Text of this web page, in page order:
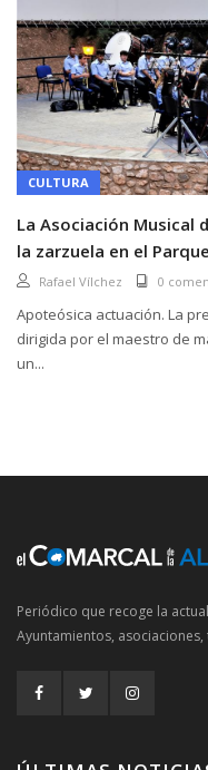
CULTURA
La Asociación Musical
la zarzuela en el
Rafael Vílchez 0
Apoteósica actuación. La
dirigida por el maestro de
un...
Periódico que recoge la
Ayuntamientos,